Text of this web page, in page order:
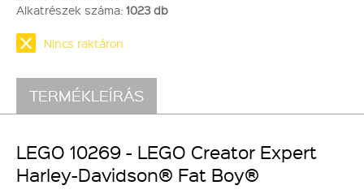
Alkatrészek száma: 1023 db
Nincs raktáron
TERMÉKLEÍRÁS
LEGO 10269 - LEGO Creator Expert
Harley-Davidson® Fat Boy®